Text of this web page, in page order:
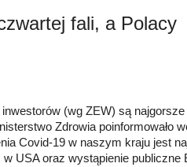
fali, a Polacy
(wg ZEW) są
Zdrowia poinformowało
Covid-19 w naszym kraju jest
w USA oraz wystąpienie publiczne